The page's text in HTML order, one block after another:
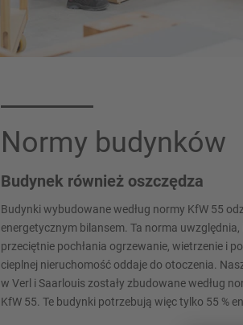
Normy budynków
Budynek również oszczędza
Budynki wybudowane według normy KfW 55
energetycznym bilansem. Ta norma
przeciętnie pochłania ogrzewanie, wietrzenie i
cieplnej nieruchomość oddaje do otoczenia.
w Verl i Saarlouis zostały zbudowane według
KfW 55. Te budynki potrzebują więc tylko 55 %